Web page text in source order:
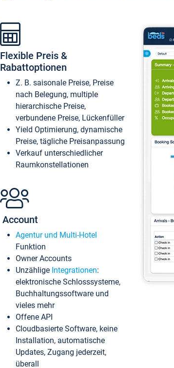
Flexible Preis &
Rabattoptionen
Z. B. saisonale Preise, Preise
nach Belegung, multiple
hierarchische Preise,
verbundene Preise, Lückenfüller
Yield Optimierung, dynamische
Preise, tägliche Preisanpassung
Verkauf unterschiedlicher
Raumkonstellationen
Account
Agentur und Multi-Hotel
Funktion
Owner Accounts
Unzählige Integrationen:
elektronische Schlosssysteme,
Buchhaltungssoftware und
vieles mehr
Offene API
Cloudbasierte Software, keine
Installation, automatische
Updates, Zugang jederzeit,
überall